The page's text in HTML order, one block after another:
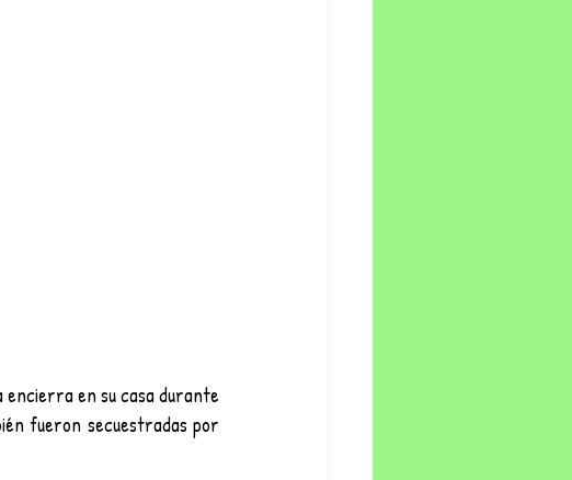
en su casa durante
fueron secuestradas por